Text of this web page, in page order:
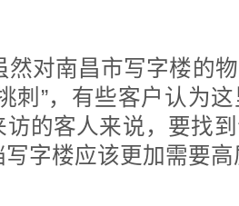
南昌市写字楼的物
刺”，有些客户认为
访的客人来说，要找
字楼应该更加需要